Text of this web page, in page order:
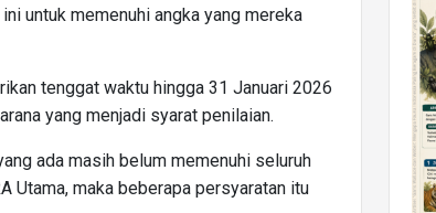
untuk memenuhi angka yang mereka
tenggat waktu hingga 31 Januari 2026
yang menjadi syarat penilaian.
ada masih belum memenuhi seluruh
Utama, maka beberapa persyaratan itu